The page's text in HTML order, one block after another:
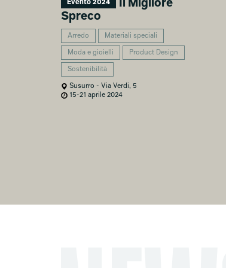
Evento 2024
Il Migliore
Spreco
Arredo Materiali speciali
Moda e gioielli Product Design
Sostenibilità
Susurro - Via Verdi, 5
15-21 aprile 2024